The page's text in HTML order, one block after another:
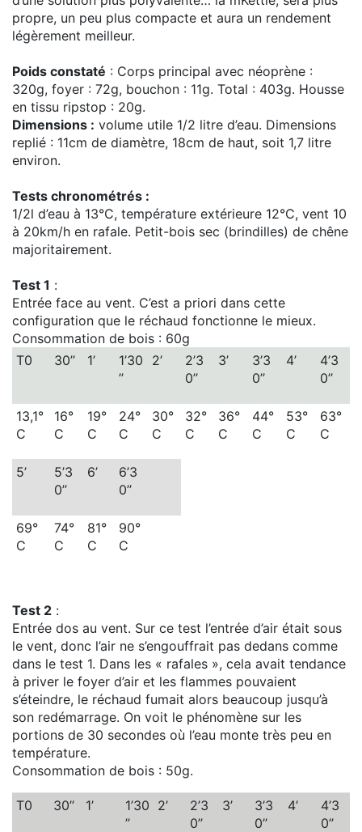
propre, un peu plus compacte et aura un rendement
légèrement meilleur.
Poids constaté : Corps principal avec néoprène :
320g, foyer : 72g, bouchon : 11g. Total : 403g. Housse
en tissu ripstop : 20g.
Dimensions : volume utile 1/2 litre d’eau. Dimensions
replié : 11cm de diamètre, 18cm de haut, soit 1,7 litre
environ.
Tests chronométrés :
1/2l d’eau à 13°C, température extérieure 12°C, vent 10
à 20km/h en rafale. Petit-bois sec (brindilles) de chêne
majoritairement.
Test 1 :
Entrée face au vent. C’est a priori dans cette
configuration que le réchaud fonctionne le mieux.
Consommation de bois : 60g
T0
30’’ 1’
1’30
’’
2’
2’3
0’’
3’
3’3
0’’
4’
4’3
0’’
13,1°
C
16°
C
19°
C
24°
C
30°
C
32°
C
36°
C
44°
C
53°
C
63°
C
5’
5’3
0’’
6’
6’3
0’’
69°
C
74°
C
81°
C
90°
C
Test 2 :
Entrée dos au vent. Sur ce test l’entrée d’air était sous
le vent, donc l’air ne s’engouffrait pas dedans comme
dans le test 1. Dans les « rafales », cela avait tendance
à priver le foyer d’air et les flammes pouvaient
s’éteindre, le réchaud fumait alors beaucoup jusqu’à
son redémarrage. On voit le phénomène sur les
portions de 30 secondes où l’eau monte très peu en
température.
Consommation de bois : 50g.
T0 30’’ 1’
1’30
’’
2’
2’3
0’’
3’
3’3
0’’
4’
4’3
0’’